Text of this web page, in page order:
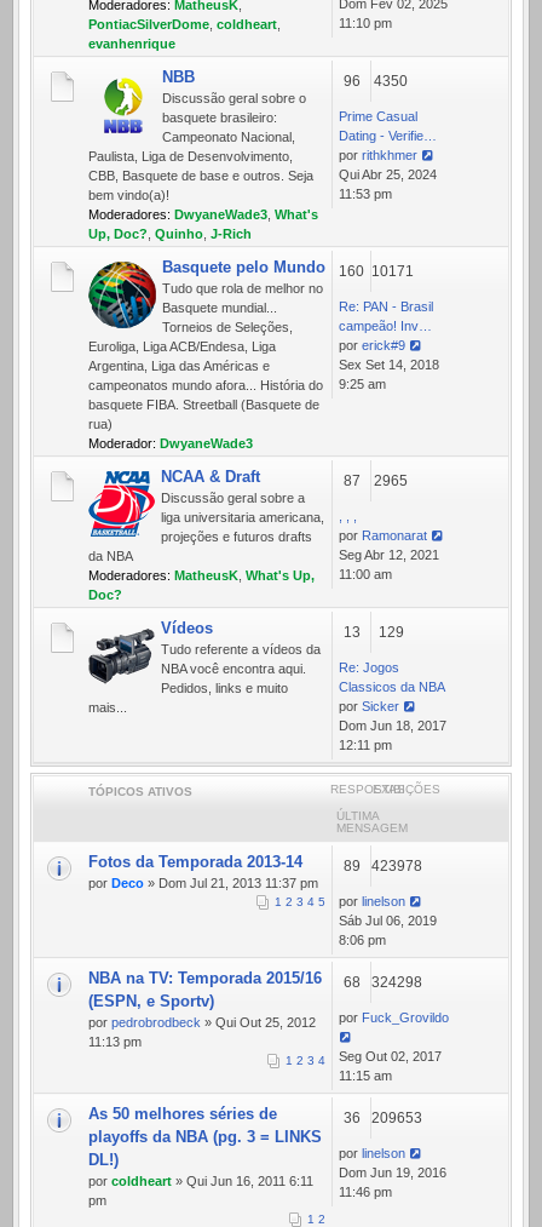
Moderadores: MatheusK
PontiacSilverDome coldheart
evanhenrique
última
Dom Fev 02, 2025
11:10 pm
NBB
Discussão geral sobre o
basquete brasileiro:
Campeonato Nacional,
Paulista, Liga de Desenvolvimento,
CBB, Basquete de base e outros. Seja
bem vindo(a)!
Moderadores: DwyaneWade3 What's
Up, Doc? Quinho J-Rich
96 4350
Prime Сasual
Dating - Verifie…
por rithkhmer
Ver
última
Qui Abr 25, 2024
11:53 pm
Basquete pelo Mundo
Tudo que rola de melhor no
Basquete mundial...
Torneios de Seleções,
Euroliga, Liga ACB/Endesa, Liga
Argentina, Liga das Américas e
campeonatos mundo afora... História do
basquete FIBA. Streetball (Basquete de
rua)
Moderador: DwyaneWade3
160 10171
Re: PAN - Brasil
campeão! Inv…
por erick#9
Ver
última
Sex Set 14, 2018
9:25 am
NCAA & Draft
Discussão geral sobre a
liga universitaria americana,
projeções e futuros drafts
da NBA
Moderadores: MatheusK What's Up,
Doc?
87 2965
por Ramonarat
Ver
última
Seg Abr 12, 2021
11:00 am
Vídeos
Tudo referente a ví­deos da
NBA você encontra aqui.
Pedidos, links e muito
mais...
13 129
Re: Jogos
Classicos da NBA
por Sicker
Ver
última
mensagem
Dom Jun 18, 2017
12:11 pm
TÓPICOS ATIVOS RESPOSTASEXIBIÇÕES
ÚLTIMA
MENSAGEM
Fotos da Temporada 2013-14
por Deco » Dom Jul 21, 2013 11:37 pm
1 2 3 4 5
89 423978
por linelson
Sáb Jul 06, 2019
8:06 pm
NBA na TV: Temporada 2015/16
(ESPN, e Sportv)
por pedrobrodbeck » Qui Out 25, 2012
11:13 pm
1 2 3 4
68 324298
por Fuck_Grovildo
Seg Out 02, 2017
11:15 am
As 50 melhores séries de
playoffs da NBA (pg. 3 = LINKS
DL!)
por coldheart » Qui Jun 16, 2011 6:11
pm
1 2
36 209653
por linelson
Dom Jun 19, 2016
11:46 pm